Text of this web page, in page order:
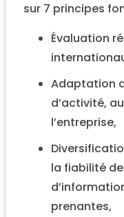
sur 7 principes
Évaluation
Adaptation
d’activité,
l’entreprise,
la fiabilité
prenantes,